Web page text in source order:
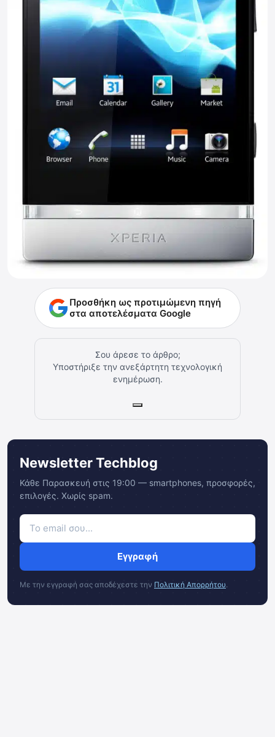
Προσθήκη ως προτιμώμενη πηγή
στα αποτελέσματα Google
Σου άρεσε το άρθρο;
Υποστήριξε την ανεξάρτητη τεχνολογική
ενημέρωση.
Newsletter Techblog
Κάθε Παρασκευή στις 19:00 — smartphones, προσφορές,
επιλογές. Χωρίς spam.
Εγγραφή
Με την εγγραφή σας αποδέχεστε την Πολιτική Απορρήτου.